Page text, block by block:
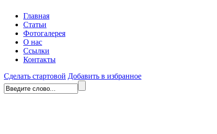
Главная
Статьи
Фотогалерея
О нас
Ссылки
Контакты
Сделать стартовой Добавить в избранное